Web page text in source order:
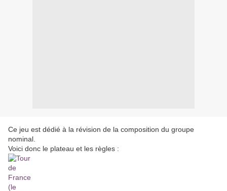
Ce jeu est dédié à la révision de la composition du groupe
nominal.
Voici donc le plateau et les règles :